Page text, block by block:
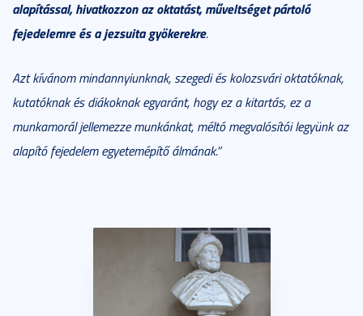
alapítással, hivatkozzon az oktatást, műveltséget pártoló
fejedelemre és a jezsuita gyökerekre.
Azt kívánom mindannyiunknak, szegedi és kolozsvári oktatóknak,
kutatóknak és diákoknak egyaránt, hogy ez a kitartás, ez a
munkamorál jellemezze munkánkat, méltó megvalósítói legyünk az
alapító fejedelem egyetemépítő álmának.”